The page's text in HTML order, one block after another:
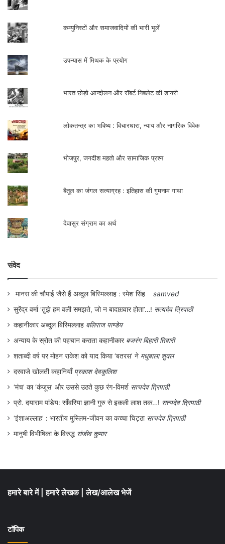
कम्युनिस्टों और समाजवादियों की भारी भूलें
उपन्यास में मिथक के प्रयोग
भारत छोड़ो आन्दोलन और रॉबर्ट निबलेट की डायरी
लोकतन्त्र का भविष्य : विचारधारा, न्याय और नागरिक विवेक
भोजपुर, जगदीश महतो और सामाजिक प्रश्न
बैतूल का जंगल सत्याग्रह : इतिहास की गुमनाम गाथा
देवासुर संग्राम का अर्थ
संवेद
मानस की चौपाई जैसे हैं अब्दुल बिस्मिल्लाह : रमेश सिंह
samved
सुरेंद्र वर्मा ‘तुझे हम वली समझते, जो न बादाख़्वार होता’…! सत्यदेव त्रिपाठी
कहानीकार अब्दुल बिस्मिल्लाह बलिराज पाण्डेय
अन्याय के स्रोत की पहचान कराता कहानीकार बजरंग बिहारी तिवारी
शताब्दी वर्ष पर मोहन राकेश को याद किया ‘बतरस’ ने मधुबाला शुक्ल
दरवाजे खोलती कहानियाँ प्रकाश देवकुलिश
‘मंच’ का ‘कंजूस’ और उससे उठते कुछ रंग-विमर्श सत्यदेव त्रिपाठी
प्रो. दयाराम पांडेय: साँवरिया ज्ञानी गुरु से इकली लाश तक…! सत्यदेव त्रिपाठी
‘इंशाअल्लाह’ : भारतीय मुस्लिम-जीवन का कच्चा चिट्ठा सत्यदेव त्रिपाठी
मानुषी विभीषिका के विरुद्ध संजीव कुमार
हमारे बारे में हमारे लेखक लेख/आलेख भेजें
टॉपिक